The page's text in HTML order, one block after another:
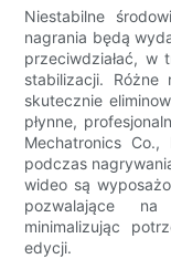
Niestabilne
nagrania będą
przeciwdziałać, w
stabilizacji.
skutecznie
płynne,
Mechatronics
podczas
wideo są
pozwalające na
minimalizując
edycji.